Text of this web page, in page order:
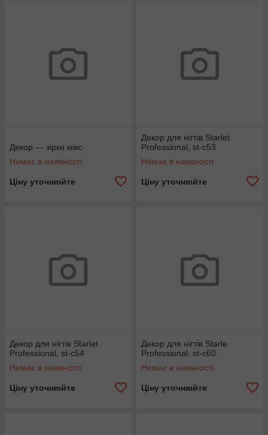
Декор — зірки мікс
Немає в наявності
Ціну уточнюйте
Декор для нігтів Starlet
Professional, st-c53
Немає в наявності
Ціну уточнюйте
Декор для нігтів Starlet
Professional, st-c54
Немає в наявності
Ціну уточнюйте
Декор для нігтів Starle
Professional, st-c60
Немає в наявності
Ціну уточнюйте